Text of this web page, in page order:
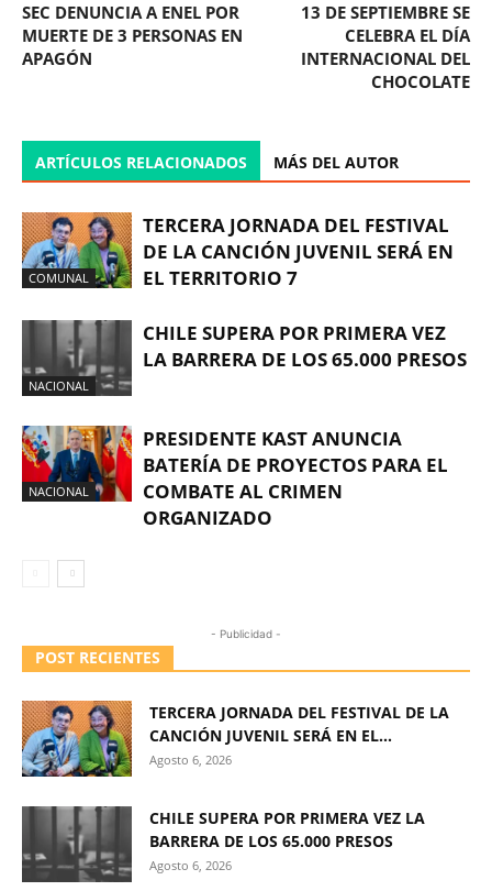
SEC DENUNCIA A ENEL POR
MUERTE DE 3 PERSONAS EN
APAGÓN
13 DE SEPTIEMBRE SE
CELEBRA EL DÍA
INTERNACIONAL DEL
CHOCOLATE
ARTÍCULOS RELACIONADOS MÁS DEL AUTOR
COMUNAL
TERCERA JORNADA DEL FESTIVAL
DE LA CANCIÓN JUVENIL SERÁ EN
EL TERRITORIO 7
NACIONAL
CHILE SUPERA POR PRIMERA VEZ
LA BARRERA DE LOS 65.000 PRESOS
NACIONAL
PRESIDENTE KAST ANUNCIA
BATERÍA DE PROYECTOS PARA EL
COMBATE AL CRIMEN
ORGANIZADO
- Publicidad -
POST RECIENTES
TERCERA JORNADA DEL FESTIVAL DE LA
CANCIÓN JUVENIL SERÁ EN EL...
Agosto 6, 2026
CHILE SUPERA POR PRIMERA VEZ LA
BARRERA DE LOS 65.000 PRESOS
Agosto 6, 2026